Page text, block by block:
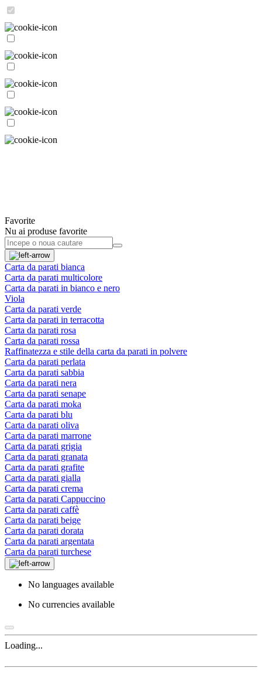
Favorite
Nu ai produse favorite
Carta da parati bianca
Carta da parati multicolore
Carta da parati in bianco e nero
Viola
Carta da parati verde
Carta da parati in terracotta
Carta da parati rosa
Carta da parati rossa
Raffinatezza e stile della carta da parati in polvere
Carta da parati perlata
Carta da parati sabbia
Carta da parati nera
Carta da parati senape
Carta da parati moka
Carta da parati blu
Carta da parati oliva
Carta da parati marrone
Carta da parati grigia
Carta da parati granata
Carta da parati grafite
Carta da parati gialla
Carta da parati crema
Carta da parati Cappuccino
Carta da parati caffè
Carta da parati beige
Carta da parati dorata
Carta da parati argentata
Carta da parati turchese
No languages available
No currencies available
Loading...